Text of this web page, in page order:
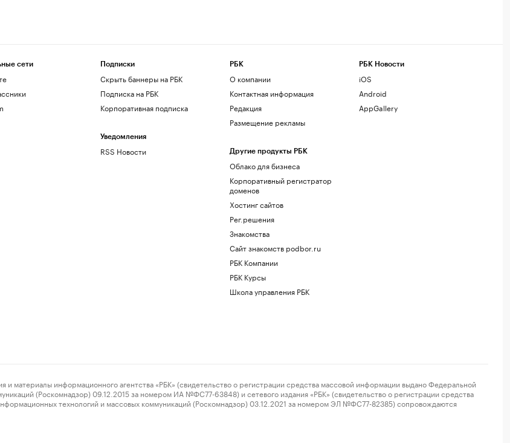
сети Подписки
Скрыть баннеры на РБК
Подписка на РБК
Корпоративная подписка
Уведомления
RSS Новости
РБК
О компании
Контактная информация
Редакция
Размещение рекламы
Другие продукты РБК
Облако для бизнеса
Корпоративный регистратор
доменов
Хостинг сайтов
Рег.решения
Знакомства
Сайт знакомств podbor.ru
РБК Компании
РБК Курсы
Школа управления РБК
РБК Новости
iOS
Android
AppGallery
информационного агентства «РБК» (свидетельство о регистрации средства массовой информации выдано Федеральной
(Роскомнадзор) 09.12.2015 за номером ИА №ФС77-63848) и сетевого издания «РБК» (свидетельство о регистрации средства
технологий и массовых коммуникаций (Роскомнадзор) 03.12.2021 за номером ЭЛ №ФС77-82385) сопровождаются